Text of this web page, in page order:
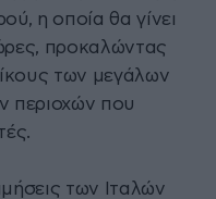
η οποία θα γίνει
προκαλώντας
των μεγάλων
περιοχών που
των Ιταλών